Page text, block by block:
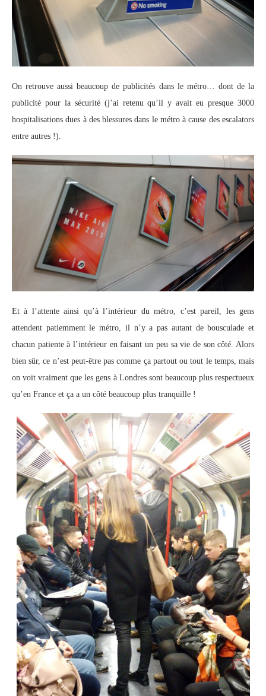
On retrouve aussi beaucoup de publicités dans le métro… dont de la
publicité pour la sécurité (j’ai retenu qu’il y avait eu presque 3000
hospitalisations dues à des blessures dans le métro à cause des escalators
entre autres !).
Et à l’attente ainsi qu’à l’intérieur du métro, c’est pareil, les gens
attendent patiemment le métro, il n’y a pas autant de bousculade et
chacun patiente à l’intérieur en faisant un peu sa vie de son côté. Alors
bien sûr, ce n’est peut-être pas comme ça partout ou tout le temps, mais
on voit vraiment que les gens à Londres sont beaucoup plus respectueux
qu’en France et ça a un côté beaucoup plus tranquille !